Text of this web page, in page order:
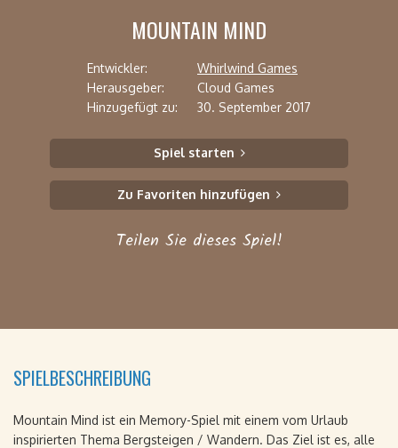
MOUNTAIN MIND
Entwickler:
Whirlwind Games
Herausgeber:
Cloud Games
Hinzugefügt zu:
30. September 2017
Spiel starten
Zu Favoriten hinzufügen
Teilen Sie dieses Spiel!
SPIELBESCHREIBUNG
Mountain Mind ist ein Memory-Spiel mit einem vom Urlaub
inspirierten Thema Bergsteigen / Wandern. Das Ziel ist es, alle